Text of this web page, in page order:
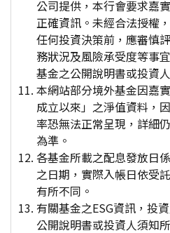
公司提供，本行會要求嘉
正確資訊。未經合法授權
任何投資決策前，應審慎
務狀況及風險承受度等事
基金之公開說明書或投資
本網站部分境外基金因嘉
成立以來」之淨值資料，
率恐無法正常呈現，詳細
為準。
各基金所載之配息發放日
之日期，實際入帳日依受
有所不同。
有關基金之ESG資訊，投
公開說明書或投資人須知